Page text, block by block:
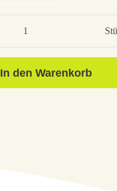
In den Warenkorb